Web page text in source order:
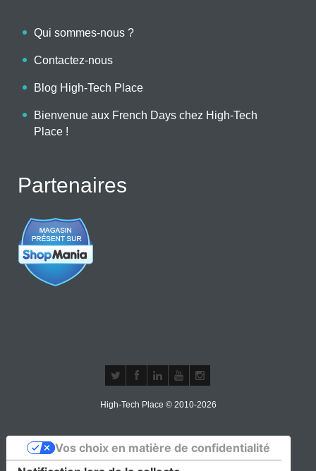
Qui sommes-nous ?
Contactez-nous
Blog High-Tech Place
Bienvenue aux French Days chez High-Tech
Place !
Partenaires
High-Tech Place © 2010-2026
Vos choix en matière de confidentialité